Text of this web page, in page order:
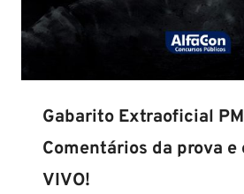
Gabarito Extraoficial
Comentários da prova e
VIVO!